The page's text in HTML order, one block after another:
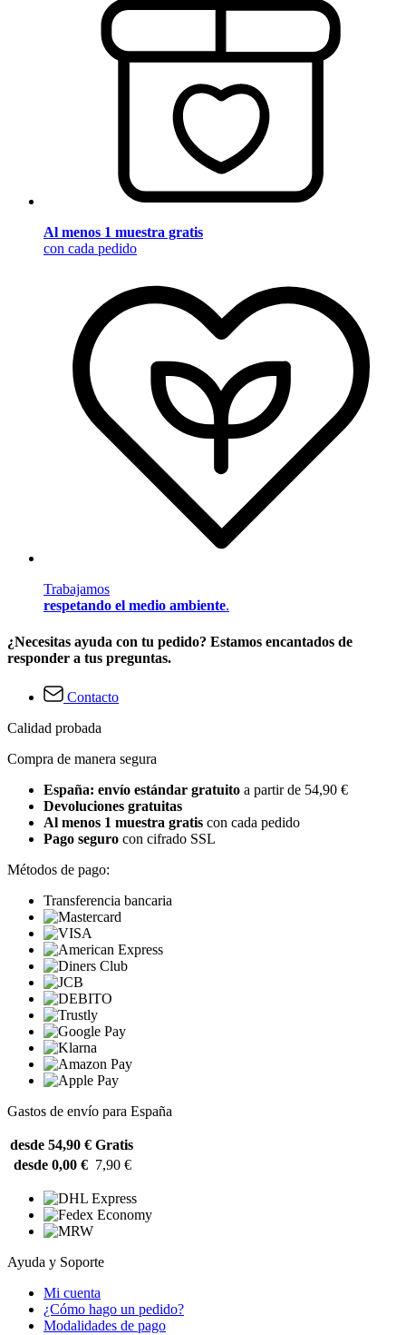
Al menos 1 muestra gratis
con cada pedido
Trabajamos
respetando el medio ambiente.
¿Necesitas ayuda con tu pedido? Estamos encantados de
responder a tus preguntas.
Contacto
Calidad probada
Compra de manera segura
España: envío estándar gratuito a partir de 54,90 €
Devoluciones gratuitas
Al menos 1 muestra gratis con cada pedido
Pago seguro con cifrado SSL
Métodos de pago:
Transferencia bancaria
Gastos de envío para España
desde 54,90 € Gratis
desde 0,00 € 7,90 €
Ayuda y Soporte
Mi cuenta
¿Cómo hago un pedido?
Modalidades de pago